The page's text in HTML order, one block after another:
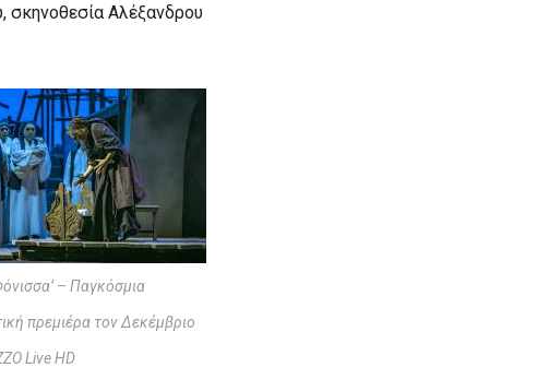
σκηνοθεσία Αλέξανδρου
– Παγκόσμια
πρεμιέρα τον Δεκέμβριο
Live HD